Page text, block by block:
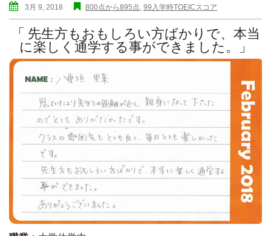
3月 9, 2018 800点から895点, 99入学時TOEICスコア
「 先生方もおもしろい方ばかりで、本当
に楽しく通学する事ができました。」